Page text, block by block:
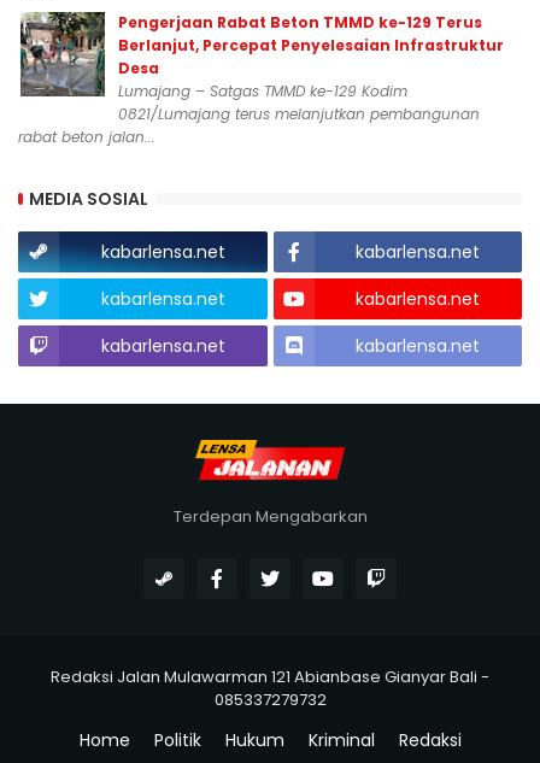
Pengerjaan Rabat Beton TMMD ke-129 Terus
Berlanjut, Percepat Penyelesaian Infrastruktur
Desa
Lumajang – Satgas TMMD ke-129 Kodim
0821/Lumajang terus melanjutkan pembangunan
rabat beton jalan...
MEDIA SOSIAL
kabarlensa.net
kabarlensa.net
kabarlensa.net
kabarlensa.net
kabarlensa.net
kabarlensa.net
Terdepan Mengabarkan
Redaksi Jalan Mulawarman 121 Abianbase Gianyar Bali -
085337279732
Home Politik Hukum Kriminal Redaksi